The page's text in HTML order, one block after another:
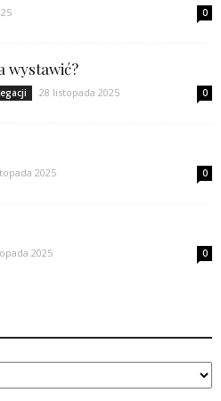
0
wystawić?
28 listopada 2025 0
2025 0
2025 0